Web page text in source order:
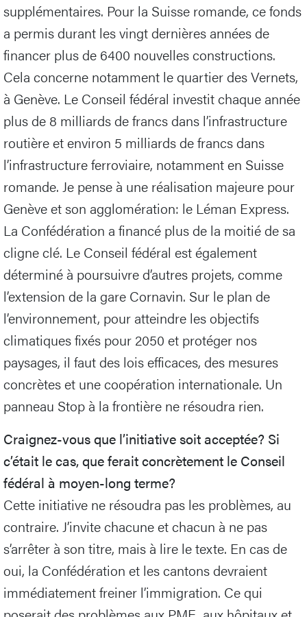
supplémentaires. Pour la Suisse romande, ce fonds
a permis durant les vingt dernières années de
financer plus de 6400 nouvelles constructions.
Cela concerne notamment le quartier des Vernets,
à Genève. Le Conseil fédéral investit chaque année
plus de 8 milliards de francs dans l’infrastructure
routière et environ 5 milliards de francs dans
l’infrastructure ferroviaire, notamment en Suisse
romande. Je pense à une réalisation majeure pour
Genève et son agglomération: le Léman Express.
La Confédération a financé plus de la moitié de sa
cligne clé. Le Conseil fédéral est également
déterminé à poursuivre d’autres projets, comme
l’extension de la gare Cornavin. Sur le plan de
l’environnement, pour atteindre les objectifs
climatiques fixés pour 2050 et protéger nos
paysages, il faut des lois efficaces, des mesures
concrètes et une coopération internationale. Un
panneau Stop à la frontière ne résoudra rien.
Craignez-vous que l’initiative soit acceptée? Si
c’était le cas, que ferait concrètement le Conseil
fédéral à moyen-long terme?
Cette initiative ne résoudra pas les problèmes, au
contraire. J’invite chacune et chacun à ne pas
s’arrêter à son titre, mais à lire le texte. En cas de
oui, la Confédération et les cantons devraient
immédiatement freiner l’immigration. Ce qui